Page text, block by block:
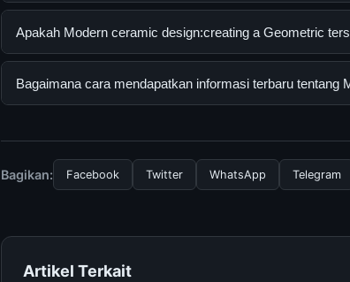
Modern ceramic design:creating a Geometric adalah
mengunjungi situs resmi dan mengikuti panduan yang
Apakah Modern ceramic design:creating a Geometric
Ya, Modern ceramic design:creating a Geometric
Bagaimana cara mendapatkan informasi terbaru
dan terpercaya.
Bagikan: Facebook Twitter WhatsApp Telegram
Artikel Terkait